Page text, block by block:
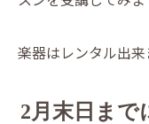
楽器はレンタル出
2月末日まで